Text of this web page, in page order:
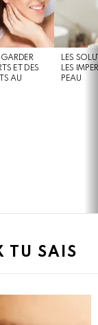
ET DES
AU
LES
LES
PEAU
TU SAIS